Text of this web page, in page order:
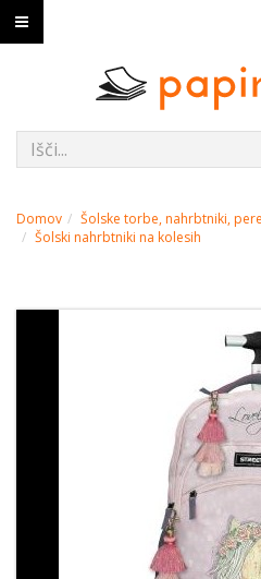
Domov
Šolske torbe, nahrbtniki,
Šolski nahrbtniki na kolesih